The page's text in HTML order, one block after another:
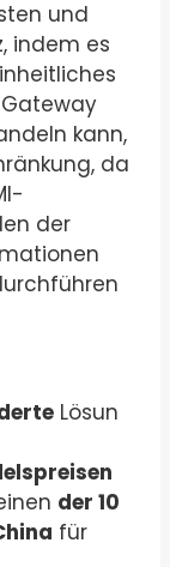
und
indem es
kann,
da
der
Lösun
der 10
für